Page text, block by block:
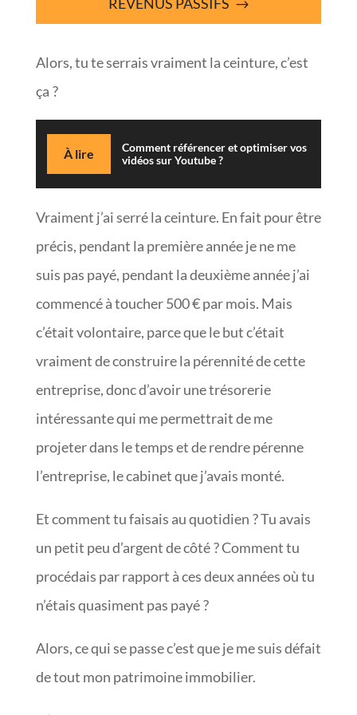
Alors, tu te serrais vraiment la ceinture, c’est
ça ?
À lire
Comment référencer et optimiser vos
vidéos sur Youtube ?
Vraiment j’ai serré la ceinture. En fait pour être
précis, pendant la première année je ne me
suis pas payé, pendant la deuxième année j’ai
commencé à toucher 500 € par mois. Mais
c’était volontaire, parce que le but c’était
vraiment de construire la pérennité de cette
entreprise, donc d’avoir une trésorerie
intéressante qui me permettrait de me
projeter dans le temps et de rendre pérenne
l’entreprise, le cabinet que j’avais monté.
Et comment tu faisais au quotidien ? Tu avais
un petit peu d’argent de côté ? Comment tu
procédais par rapport à ces deux années où tu
n’étais quasiment pas payé ?
Alors, ce qui se passe c’est que je me suis défait
de tout mon patrimoine immobilier.